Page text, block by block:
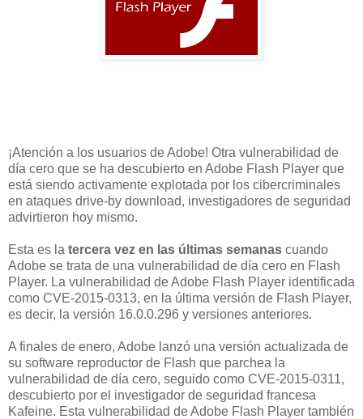
¡Atención a los usuarios de Adobe! Otra vulnerabilidad de
día cero que se ha descubierto en Adobe Flash Player que
está siendo activamente explotada por los cibercriminales
en ataques drive-by download, investigadores de seguridad
advirtieron hoy mismo.
Esta es la tercera vez en las últimas semanas cuando
Adobe se trata de una vulnerabilidad de día cero en Flash
Player. La vulnerabilidad de Adobe Flash Player identificada
como CVE-2015-0313, en la última versión de Flash Player,
es decir, la versión 16.0.0.296 y versiones anteriores.
A finales de enero, Adobe lanzó una versión actualizada de
su software reproductor de Flash que parchea la
vulnerabilidad de día cero, seguido como CVE-2015-0311,
descubierto por el investigador de seguridad francesa
Kafeine. Esta vulnerabilidad de Adobe Flash Player también